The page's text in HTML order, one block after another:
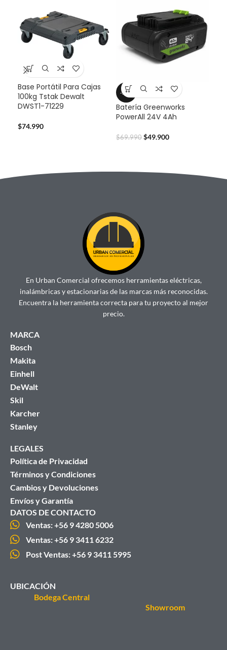
Base Portátil Para Cajas
100kg Tstak Dewalt
DWST1-71229
$74.990
-29%
Batería Greenworks
PowerAll 24V 4Ah
$69.990 $49.900
En Urban Comercial ofrecemos herramientas eléctricas,
inalámbricas y estacionarias de las marcas más reconocidas.
Encuentra la herramienta correcta para tu proyecto al mejor
precio.
MARCA
Bosch
Makita
Einhell
DeWalt
Skil
Karcher
Stanley
LEGALES
Política de Privacidad
Términos y Condiciones
Cambios y Devoluciones
Envíos y Garantía
DATOS DE CONTACTO
Ventas: +56 9 4280 5006
Ventas: +56 9 3411 6232
Post Ventas: +56 9 3411 5995
UBICACIÓN
Bodega Central
Showroom